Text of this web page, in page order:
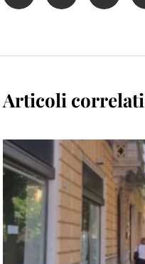
Articoli correlati